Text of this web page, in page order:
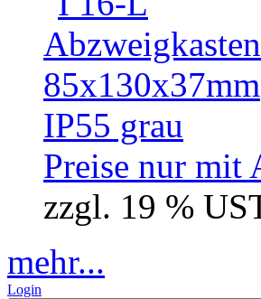
Preise nur mit
zzgl. 19 %
mehr...
Login